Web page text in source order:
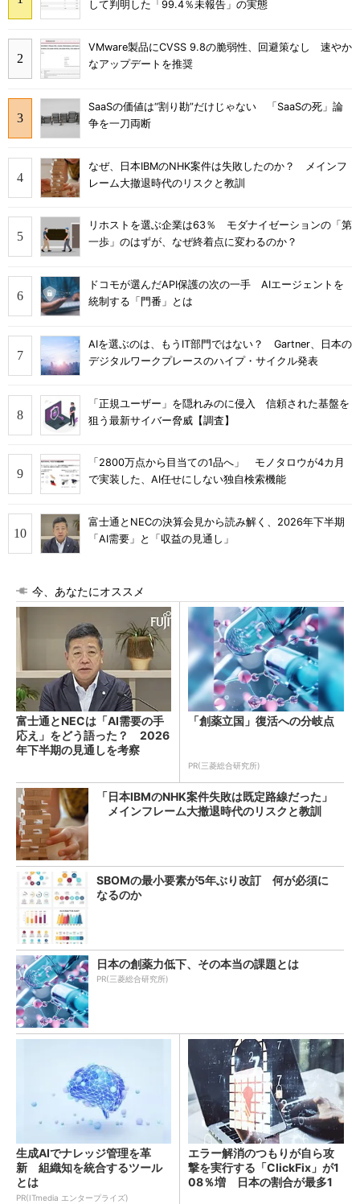
して判明した「99.4％未報告」の実態
VMware製品にCVSS 9.8の脆弱性、回避策なし 速やか
なアップデートを推奨
SaaSの価値は“割り勘”だけじゃない 「SaaSの死」論
争を一刀両断
なぜ、日本IBMのNHK案件は失敗したのか？ メインフ
レーム大撤退時代のリスクと教訓
リホストを選ぶ企業は63％ モダナイゼーションの「第
一歩」のはずが、なぜ終着点に変わるのか？
ドコモが選んだAPI保護の次の一手 AIエージェントを
統制する「門番」とは
AIを選ぶのは、もうIT部門ではない？ Gartner、日本の
デジタルワークプレースのハイプ・サイクル発表
「正規ユーザー」を隠れみのに侵入 信頼された基盤を
狙う最新サイバー脅威【調査】
「2800万点から目当ての1品へ」 モノタロウが4カ月
で実装した、AI任せにしない独自検索機能
富士通とNECの決算会見から読み解く、2026年下半期
「AI需要」と「収益の見通し」
今、あなたにオススメ
富士通とNECは「AI需要の手
応え」をどう語った？ 2026
年下半期の見通しを考察
「創薬立国」復活への分岐点
PR(三菱総合研究所)
「日本IBMのNHK案件失敗は既定路線だった」
メインフレーム大撤退時代のリスクと教訓
SBOMの最小要素が5年ぶり改訂 何が必須に
なるのか
日本の創薬力低下、その本当の課題とは
PR(三菱総合研究所)
生成AIでナレッジ管理を革
新 組織知を統合するツール
とは
PR(ITmedia エンタープライズ)
エラー解消のつもりが自ら攻
撃を実行する「ClickFix」が1
08％増 日本の割合が最多1